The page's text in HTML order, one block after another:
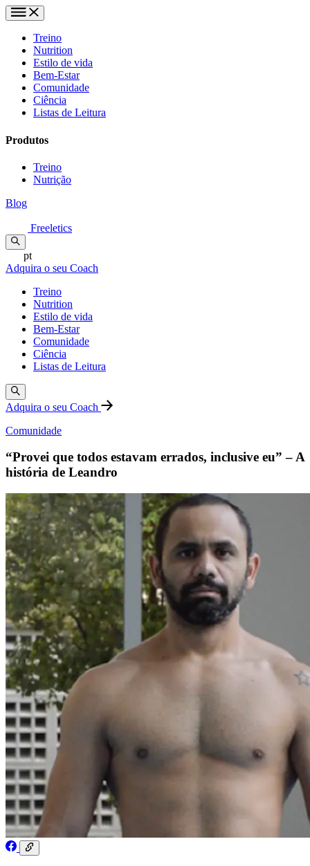
Treino
Nutrition
Estilo de vida
Bem-Estar
Comunidade
Ciência
Listas de Leitura
Produtos
Treino
Nutrição
Blog
Freeletics
pt
Adquira o seu Coach
Treino
Nutrition
Estilo de vida
Bem-Estar
Comunidade
Ciência
Listas de Leitura
Adquira o seu Coach
Comunidade
“Provei que todos estavam errados, inclusive eu” – A
história de Leandro